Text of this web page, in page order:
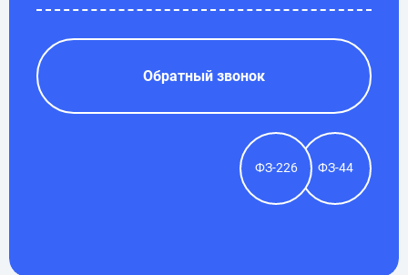
Обратный звонок
ФЗ-226 ФЗ-44